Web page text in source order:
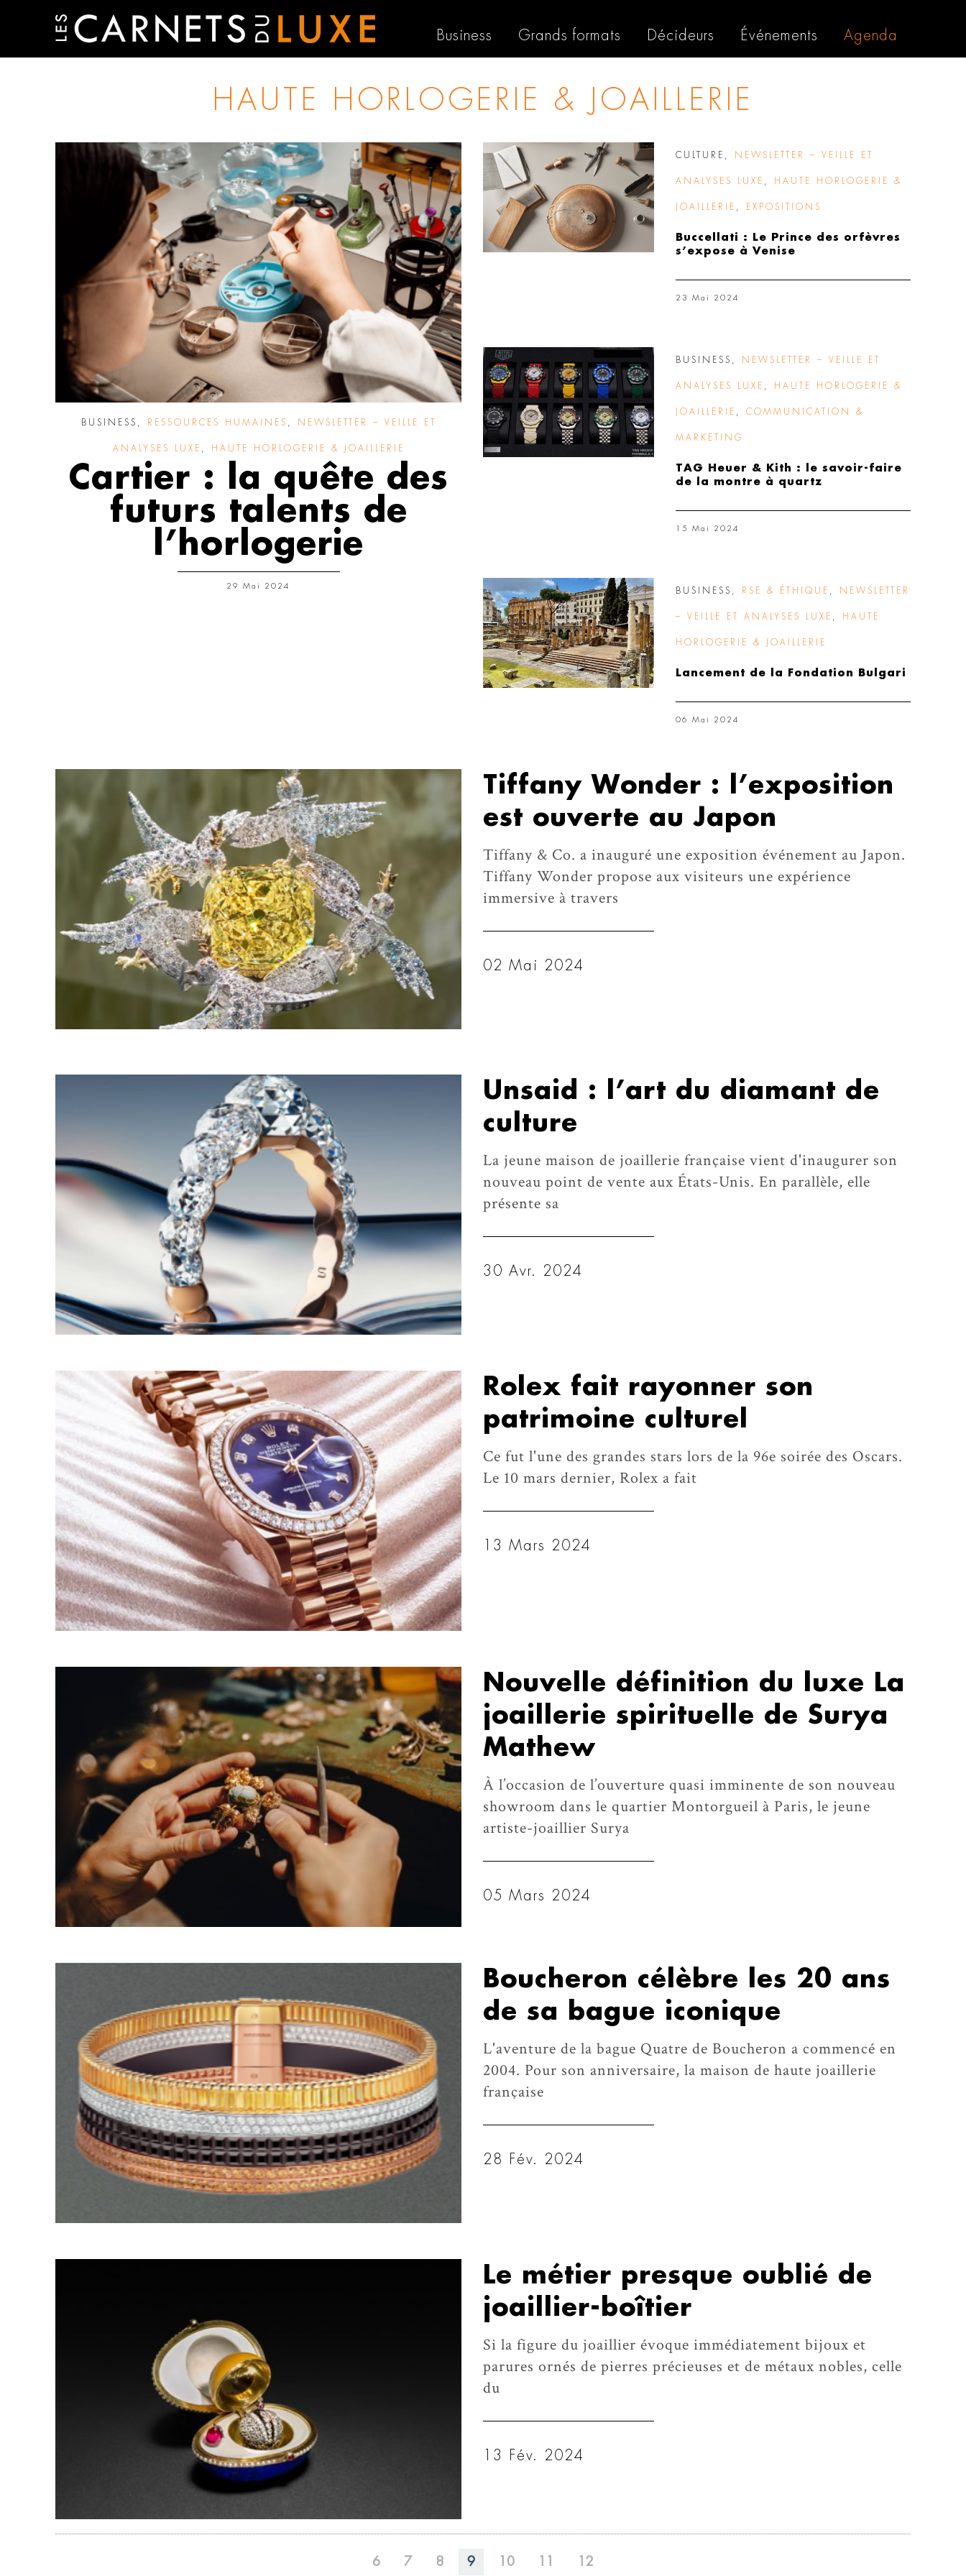
Business Grands formats Décideurs Événements Agenda
HAUTE HORLOGERIE & JOAILLERIE
BUSINESS RESSOURCES HUMAINES NEWSLETTER – VEILLE ET
ANALYSES LUXE HAUTE HORLOGERIE & JOAILLERIE
Cartier : la quête des
futurs talents de
l’horlogerie
29 Mai 2024
CULTURE NEWSLETTER – VEILLE ET
ANALYSES LUXE HAUTE HORLOGERIE &
JOAILLERIE EXPOSITIONS
Buccellati : Le Prince des orfèvres
s’expose à Venise
23 Mai 2024
BUSINESS NEWSLETTER – VEILLE ET
ANALYSES LUXE HAUTE HORLOGERIE &
JOAILLERIE COMMUNICATION &
MARKETING
TAG Heuer & Kith : le savoir-faire
de la montre à quartz
15 Mai 2024
BUSINESS RSE & ÉTHIQUE NEWSLETTER
– VEILLE ET ANALYSES LUXE HAUTE
HORLOGERIE & JOAILLERIE
Lancement de la Fondation Bulgari
06 Mai 2024
Tiffany Wonder : l’exposition
est ouverte au Japon
Tiffany & Co. a inauguré une exposition événement au Japon.
Tiffany Wonder propose aux visiteurs une expérience
immersive à travers
02 Mai 2024
Unsaid : l’art du diamant de
culture
La jeune maison de joaillerie française vient d'inaugurer son
nouveau point de vente aux États-Unis. En parallèle, elle
présente sa
30 Avr. 2024
Rolex fait rayonner son
patrimoine culturel
Ce fut l'une des grandes stars lors de la 96e soirée des Oscars.
Le 10 mars dernier, Rolex a fait
13 Mars 2024
Nouvelle définition du luxe La
joaillerie spirituelle de Surya
Mathew
À l’occasion de l’ouverture quasi imminente de son nouveau
showroom dans le quartier Montorgueil à Paris, le jeune
artiste-joaillier Surya
05 Mars 2024
Boucheron célèbre les 20 ans
de sa bague iconique
L'aventure de la bague Quatre de Boucheron a commencé en
2004. Pour son anniversaire, la maison de haute joaillerie
française
28 Fév. 2024
Le métier presque oublié de
joaillier-boîtier
Si la figure du joaillier évoque immédiatement bijoux et
parures ornés de pierres précieuses et de métaux nobles, celle
du
13 Fév. 2024
6 7 8 9 10 11 12